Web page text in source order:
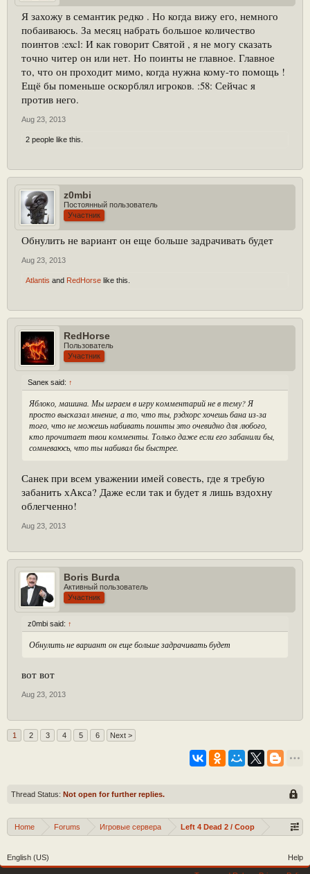
Я захожу в семантик редко . Но когда вижу его, немного
побаиваюсь. За месяц набрать большое количество
поинтов :excl: И как говорит Святой , я не могу сказать
точно читер он или нет. Но поинты не главное. Главное
то, что он проходит мимо, когда нужна кому-то помощь !
Ещё бы поменьше оскорблял игроков. :58: Сейчас я
против него.
Aug 23, 2013
2 people like this.
z0mbi
Постоянный пользователь
Участник
Обнулить не вариант он еще больше задрачивать будет
Aug 23, 2013
Atlantis and RedHorse like this.
RedHorse
Пользователь
Участник
Saneк said: ↑
Яблоко, машина. Мы играем в игру комментарий не в тему? Я
просто высказал мнение, а то, что ты, рэдхорс хочешь бана из-за
того, что не можешь набивать поинты это очевидно для любого,
кто прочитает твои комменты. Только даже если его забанили бы,
сомневаюсь, что ты набивал бы быстрее.
Санек при всем уважении имей совесть, где я требую
забанить хАкса? Даже если так и будет я лишь вздохну
облегченно!
Aug 23, 2013
Boris Burda
Активный пользователь
Участник
z0mbi said: ↑
Обнулить не вариант он еще больше задрачивать будет
вот вот
Aug 23, 2013
1 2 3 4 5 6 Next >
Thread Status: Not open for further replies.
Home Forums Игровые сервера Left 4 Dead 2 / Coop
English (US) Help